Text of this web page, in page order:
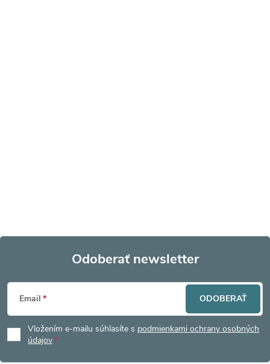
Z
á
p
Odoberať newsletter
Email
Vložením e-mailu súhlasíte s podmienkami ochrany osobných
údajov
ODOBERAŤ